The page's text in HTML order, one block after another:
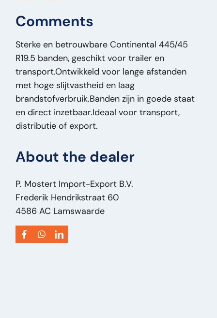
Original Model:445/45 R19.5
General Condition:Good
Optical Condition:Good
Technical Condition:Good
Title:Continental 445/45 R19.5 Continental
445/45 R19.5 Banden – Trailer Band – Goede
Staat – Direct Inzetbaar PM2808
Addition:Continental 445/45 R19.5 Banden –
Type:445/45 R19.5
Vehicle Type:Onderdeel
Comments
Sterke en betrouwbare Continental 445/45
R19.5 banden, geschikt voor trailer en
transport.Ontwikkeld voor lange afstanden
met hoge slijtvastheid en laag
brandstofverbruik.Banden zijn in goede staat
en direct inzetbaar.Ideaal voor transport,
distributie of export.
About the dealer
P. Mostert Import-Export B.V.
Frederik Hendrikstraat 60
4586 AC Lamswaarde